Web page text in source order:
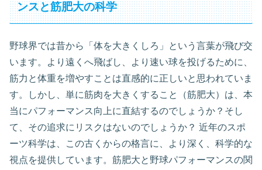
ンスと筋肥大の科学
野球界では昔から「体を大きくしろ」という言葉が飛び交
います。より遠くへ飛ばし、より速い球を投げるために、
筋力と体重を増やすことは直感的に正しいと思われていま
す。しかし、単に筋肉を大きくすること（筋肥大）は、本
当にパフォーマンス向上に直結するのでしょうか？そし
て、その追求にリスクはないのでしょうか？ 近年のスポ
ーツ科学は、この古くからの格言に、より深く、科学的な
視点を提供しています。筋肥大と野球パフォーマンスの関